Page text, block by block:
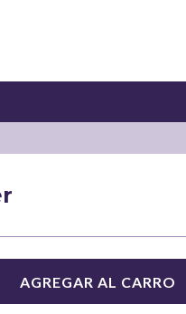
AGREGAR AL CARRO